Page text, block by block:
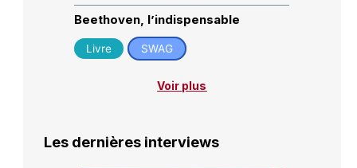
Beethoven, l’indispensable
Livre SWAG
Voir plus
Les dernières interviews